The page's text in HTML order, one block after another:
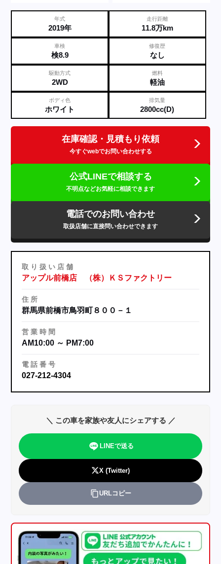
年式
2019年
走行距離
11.8万km
車検
検8.9
修復歴
なし
駆動方式
2WD
燃料
軽油
ボディ色
ホワイト
排気量
2800cc(D)
在庫確認・見積もり依頼
今すぐwebでお問い合わせする
公式LINEで相談する
不明点などお気軽に相談できます
電話でのお問い合わせ
取扱店舗に直接問い合わせできます
取 り 扱 い 店 舗
アップル前橋店 （株）ＫＳファクトリー
住 所
群馬県前橋市鳥羽町８００－１
営 業 時 間
AM10:00 ～ PM7:00
電 話 番 号
027-212-4304
＼ この車を家族や友人にシェアする ／
LINEで送る
X (Twitter)
URLコピー